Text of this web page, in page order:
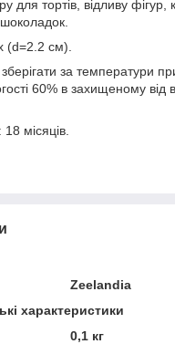
для тортів, відливу фігур,
(d=2.2 см).
за температури
60% в захищеному від
місяців.
Zeelandia
характеристики
0,1 кг